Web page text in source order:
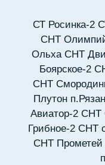
СТ Росинка-2
СНТ
Ольха СНТ
Боярское-2
СНТ
Плутон
Авиатор-2 СНТ
Грибное-2 СНТ
СНТ Прометей